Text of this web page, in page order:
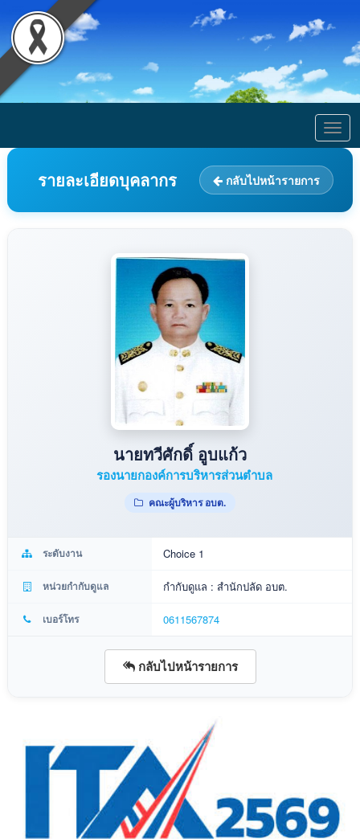
รายละเอียดบุคลากร กลับไปหน้ารายการ
นายทวีศักดิ์ อูบแก้ว
รองนายกองค์การบริหารส่วนตำบล
คณะผู้บริหาร อบต.
ระดับงาน Choice 1
หน่วยกำกับดูแล กำกับดูแล : สำนักปลัด อบต.
เบอร์โทร 0611567874
กลับไปหน้ารายการ